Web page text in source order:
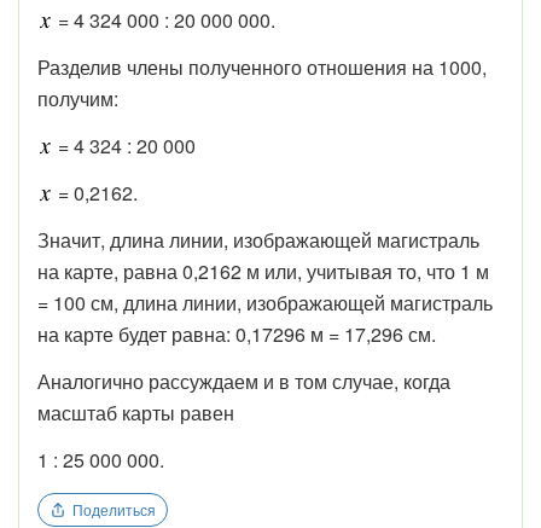
= 4 324 000 : 20 000 000.
Разделив члены полученного отношения на 1000,
получим:
= 4 324 : 20 000
= 0,2162.
Значит, длина линии, изображающей магистраль
на карте, равна 0,2162 м или, учитывая то, что 1 м
= 100 см, длина линии, изображающей магистраль
на карте будет равна: 0,17296 м = 17,296 см.
Аналогично рассуждаем и в том случае, когда
масштаб карты равен
1 : 25 000 000.
Поделиться